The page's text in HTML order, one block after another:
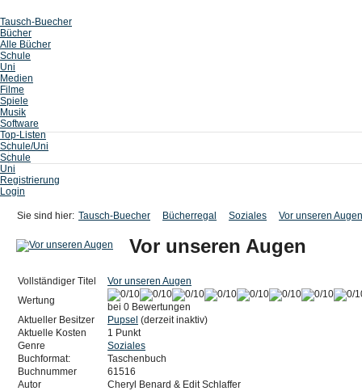
Tausch-Buecher
Bücher
Alle Bücher
Schule
Uni
Medien
Filme
Spiele
Musik
Software
Top-Listen
Schule/Uni
Schule
Uni
Registrierung
Login
Sie sind hier: Tausch-Buecher Bücherregal Soziales Vor unseren Augen
Vor unseren Augen
Vollständiger Titel
Vor unseren Augen
Wertung
bei 0 Bewertungen
Aktueller Besitzer
Pupsel (derzeit inaktiv)
Aktuelle Kosten
1 Punkt
Genre
Soziales
Buchformat:
Taschenbuch
Buchnummer
61516
Autor
Cheryl Benard & Edit Schlaffer